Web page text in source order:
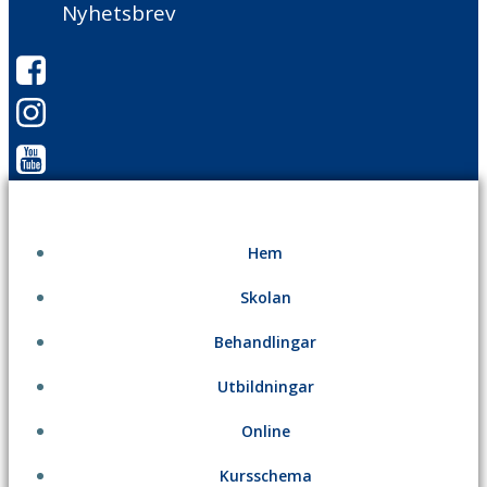
Nyhetsbrev
Hem
Skolan
Behandlingar
Utbildningar
Online
Kursschema